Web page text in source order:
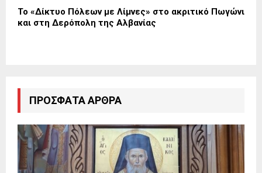
Το «Δίκτυο Πόλεων με Λίμνες» στο ακριτικό Πωγώνι
και στη Δερόπολη της Αλβανίας
ΠΡΌΣΦΑΤΑ ΆΡΘΡΑ